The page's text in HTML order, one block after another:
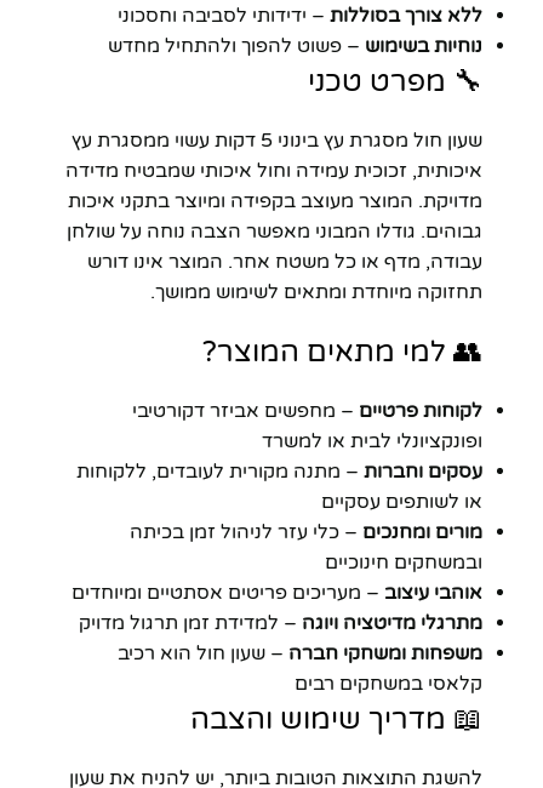
ללא צורך בסוללות – ידידותי לסביבה וחסכוני
נוחיות בשימוש – פשוט להפוך ולהתחיל מחדש
🔧 מפרט טכני
שעון חול מסגרת עץ בינוני 5 דקות עשוי ממסגרת עץ
איכותית, זכוכית עמידה וחול איכותי שמבטיח מדידה
מדויקת. המוצר מעוצב בקפידה ומיוצר בתקני איכות
גבוהים. גודלו המבוני מאפשר הצבה נוחה על שולחן
עבודה, מדף או כל משטח אחר. המוצר אינו דורש
תחזוקה מיוחדת ומתאים לשימוש ממושך.
👥 למי מתאים המוצר?
לקוחות פרטיים – מחפשים אביזר דקורטיבי
ופונקציונלי לבית או למשרד
עסקים וחברות – מתנה מקורית לעובדים, ללקוחות
או לשותפים עסקיים
מורים ומחנכים – כלי עזר לניהול זמן בכיתה
ובמשחקים חינוכיים
אוהבי עיצוב – מעריכים פריטים אסתטיים ומיוחדים
מתרגלי מדיטציה ויוגה – למדידת זמן תרגול מדויק
משפחות ומשחקי חברה – שעון חול הוא רכיב
קלאסי במשחקים רבים
📖 מדריך שימוש והצבה
להשגת התוצאות הטובות ביותר, יש להניח את שעון